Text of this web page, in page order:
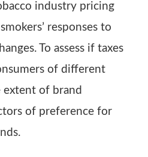
industry pricing
responses to
To assess if taxes
of different
extent of brand
of preference for